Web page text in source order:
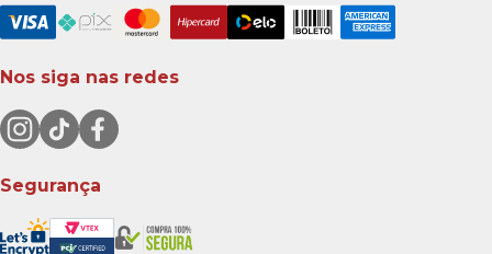
Nos siga nas redes
Segurança